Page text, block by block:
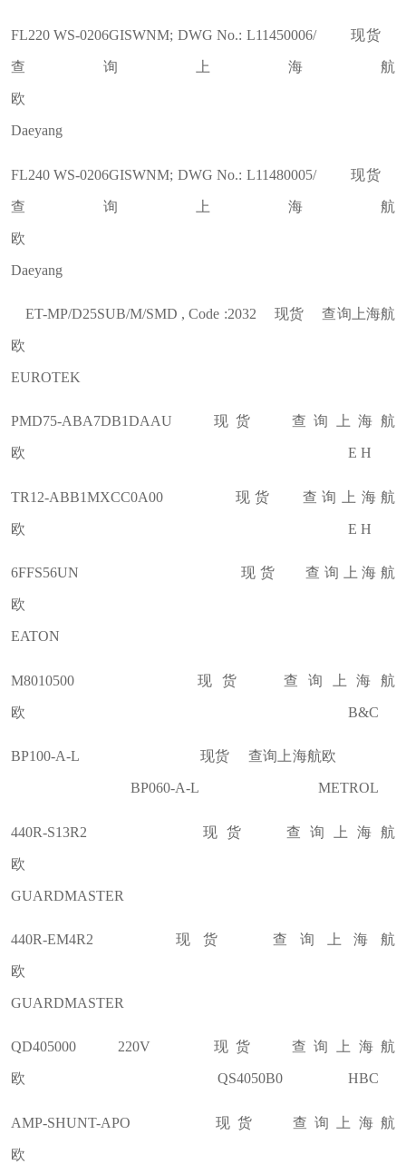
FL220 WS-0206GISWNM; DWG No.: L11450006/ 现货
查询上海航
欧
Daeyang
FL240 WS-0206GISWNM; DWG No.: L11480005/ 现货
查询上海航
欧
Daeyang
ET-MP/D25SUB/M/SMD , Code :2032 现货 查询上海航
欧
EUROTEK
PMD75-ABA7DB1DAAU 现货 查询上海航
欧 E H
TR12-ABB1MXCC0A00 现货 查询上海航
欧 E H
6FFS56UN 现货 查询上海航
欧
EATON
M8010500 现货 查询上海航
欧 B&C
BP100-A-L 现货 查询上海航欧
BP060-A-L METROL
440R-S13R2 现货 查询上海航
欧
GUARDMASTER
440R-EM4R2 现货 查询上海航
欧
GUARDMASTER
QD405000 220V 现货 查询上海航
欧 QS4050B0 HBC
AMP-SHUNT-APO 现货 查询上海航
欧